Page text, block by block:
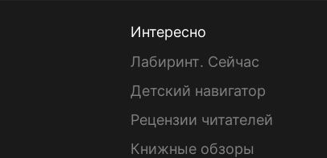
Интересно
Лабиринт. Сейчас
Детский навигатор
Рецензии читателей
Книжные обзоры